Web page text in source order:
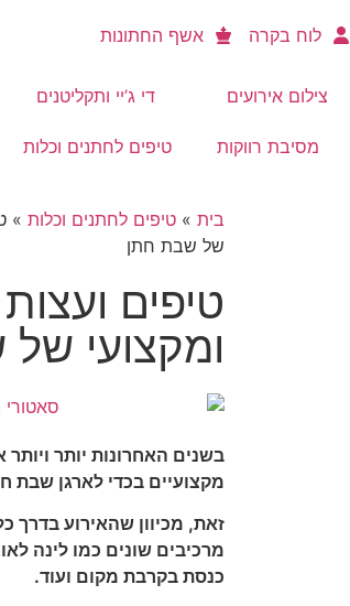
לוח בקרה אשף החתונות
צילום אירועים די ג’יי ותקליטנים
מסיבת רווקות טיפים לחתנים וכלות
בית» טיפים לחתנים וכלות»
של שבת חתן
טיפים ועצות
ומקצועי
בשנים האחרונות יותר
מקצועיים בכדי לארגן שבת
זאת, מכיוון שהאירוע בדרך
מרכיבים שונים כמו לינה
כנסת בקרבת מקום ועוד.